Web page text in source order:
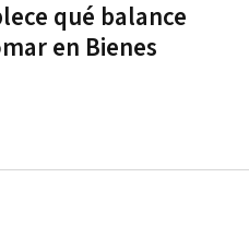
qué balance
en Bienes